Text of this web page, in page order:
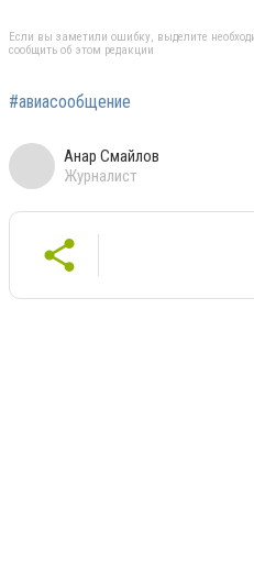
Если вы заметили ошибку, выделите
сообщить об этом редакции
#авиасообщение
Анар Смайлов
Журналист